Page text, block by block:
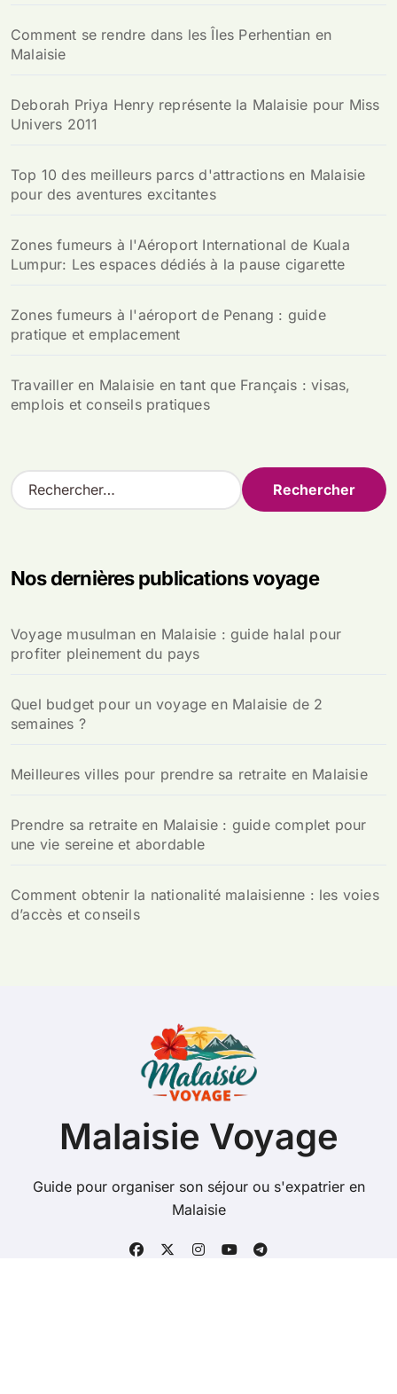
Comment se rendre dans les Îles Perhentian en
Malaisie
Deborah Priya Henry représente la Malaisie pour Miss
Univers 2011
Top 10 des meilleurs parcs d'attractions en Malaisie
pour des aventures excitantes
Zones fumeurs à l'Aéroport International de Kuala
Lumpur: Les espaces dédiés à la pause cigarette
Zones fumeurs à l'aéroport de Penang : guide
pratique et emplacement
Travailler en Malaisie en tant que Français : visas,
emplois et conseils pratiques
R
e
r
e
r
Nos dernières publications voyage
Voyage musulman en Malaisie : guide halal pour
profiter pleinement du pays
Quel budget pour un voyage en Malaisie de 2
semaines ?
Meilleures villes pour prendre sa retraite en Malaisie
Prendre sa retraite en Malaisie : guide complet pour
une vie sereine et abordable
Comment obtenir la nationalité malaisienne : les voies
d’accès et conseils
Malaisie Voyage
Guide pour organiser son séjour ou s'expatrier en
Malaisie